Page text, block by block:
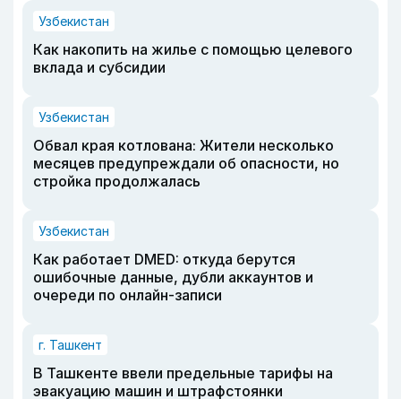
Узбекистан
Как накопить на жилье с помощью целевого
вклада и субсидии
Узбекистан
Обвал края котлована: Жители несколько
месяцев предупреждали об опасности, но
стройка продолжалась
Узбекистан
Как работает DMED: откуда берутся
ошибочные данные, дубли аккаунтов и
очереди по онлайн-записи
г. Ташкент
В Ташкенте ввели предельные тарифы на
эвакуацию машин и штрафстоянки